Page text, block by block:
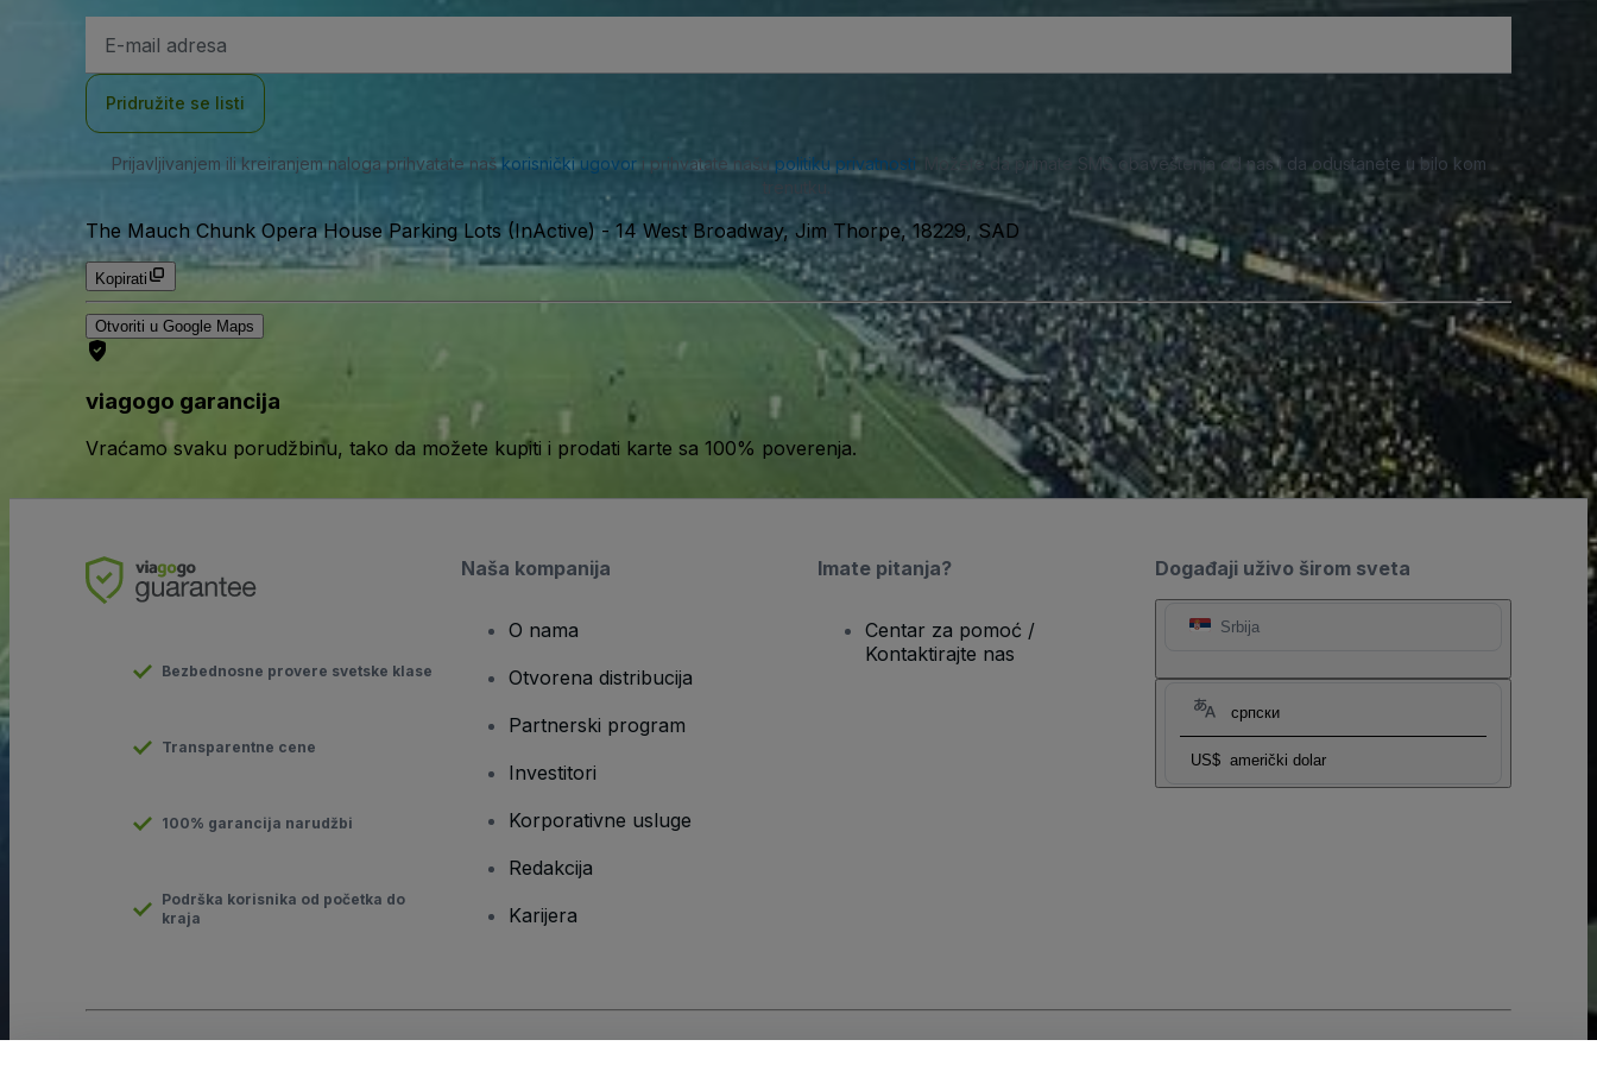
mail
Pridružite se listi
Prijavljivanjem ili kreiranjem naloga prihvatate naškorisnički ugovori prihvatate našupolitiku privatnosti . Možete da primate SMS obaveštenja od nas i da odustanete u bilo kom
trenutku.
The Mauch Chunk Opera House Parking Lots (InActive) - 14 West Broadway, Jim Thorpe, 18229, SAD
Kopirati
Otvoriti u Google Maps
viagogo garancija
Vraćamo svaku porudžbinu, tako da možete kupiti i prodati karte sa 100% poverenja.
Događaji uživo širom sveta
Srbija
српски
US$ američki dolar
Bezbednosne provere svetske klase
Transparentne cene
100% garancija narudžbi
Podrška korisnika od početka do
kraja
Naša kompanija
O nama
Otvorena distribucija
Partnerski program
Investitori
Korporativne usluge
Redakcija
Karijera
Imate pitanja?
Centar za pomoć /
Kontaktirajte nas